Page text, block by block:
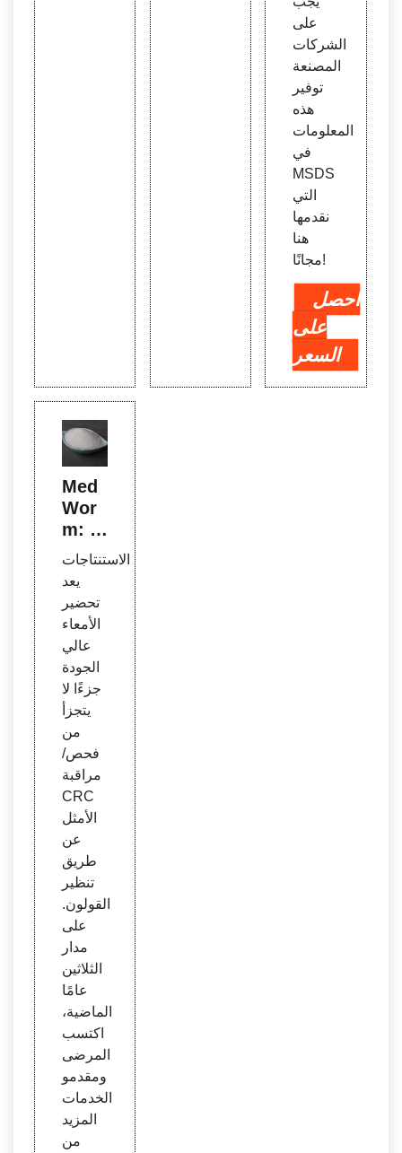
على
الشركات
المصنعة
توفير
هذه
المعلومات
في
MSDS
التي
نقدمها
هنا
مجانًا!
احصل
على
السعر
Med
Wor
m: أب
حاث ا
لمغني
سيوم
الاستنتاجات
يعد
تحضير
الأمعاء
عالي
الجودة
جزءًا لا
يتجزأ
من
فحص/
مراقبة
CRC
الأمثل
عن
طريق
تنظير
القولون.
على
مدار
الثلاثين
عامًا
الماضية،
اكتسب
المرضى
ومقدمو
الخدمات
المزيد
من